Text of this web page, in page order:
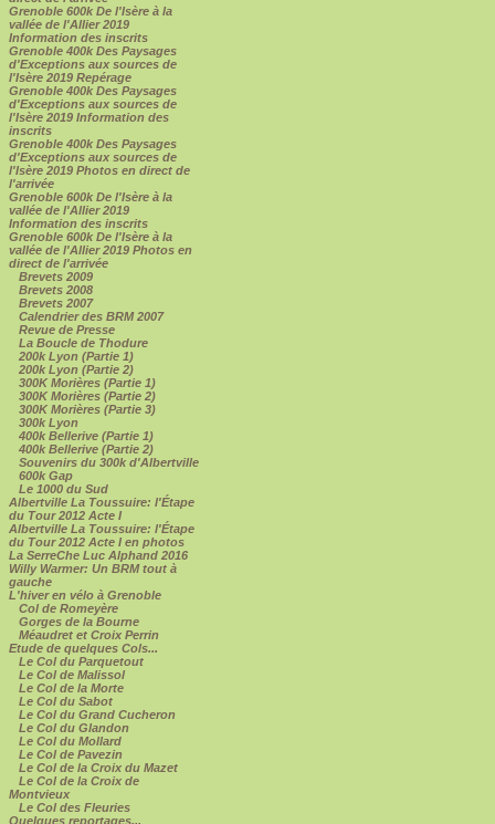
Grenoble 600k De l'Isère à la
vallée de l'Allier 2019
Information des inscrits
Grenoble 400k Des Paysages
d'Exceptions aux sources de
l'Isère 2019 Repérage
Grenoble 400k Des Paysages
d'Exceptions aux sources de
l'Isère 2019 Information des
inscrits
Grenoble 400k Des Paysages
d'Exceptions aux sources de
l'Isère 2019 Photos en direct de
l'arrivée
Grenoble 600k De l'Isère à la
vallée de l'Allier 2019
Information des inscrits
Grenoble 600k De l'Isère à la
vallée de l'Allier 2019 Photos en
direct de l'arrivée
Brevets 2009
Brevets 2008
Brevets 2007
Calendrier des BRM 2007
Revue de Presse
La Boucle de Thodure
200k Lyon (Partie 1)
200k Lyon (Partie 2)
300K Morières (Partie 1)
300K Morières (Partie 2)
300K Morières (Partie 3)
300k Lyon
400k Bellerive (Partie 1)
400k Bellerive (Partie 2)
Souvenirs du 300k d'Albertville
600k Gap
Le 1000 du Sud
Albertville La Toussuire: l'Étape
du Tour 2012 Acte I
Albertville La Toussuire: l'Étape
du Tour 2012 Acte I en photos
La SerreChe Luc Alphand 2016
Willy Warmer: Un BRM tout à
gauche
L'hiver en vélo à Grenoble
Col de Romeyère
Gorges de la Bourne
Méaudret et Croix Perrin
Etude de quelques Cols...
Le Col du Parquetout
Le Col de Malissol
Le Col de la Morte
Le Col du Sabot
Le Col du Grand Cucheron
Le Col du Glandon
Le Col du Mollard
Le Col de Pavezin
Le Col de la Croix du Mazet
Le Col de la Croix de
Montvieux
Le Col des Fleuries
Quelques reportages...